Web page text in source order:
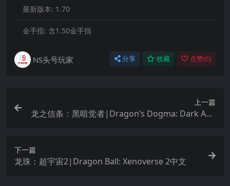
最新版本: 1.70
金手指: 含1.50金手指
NS头号玩家 分享 收藏 点赞(0)
上一篇
龙之信条：黑暗觉者|Dragon’s Dogma: Dark Aris
下一篇
龙珠：超宇宙2|Dragon Ball: Xenoverse 2中文